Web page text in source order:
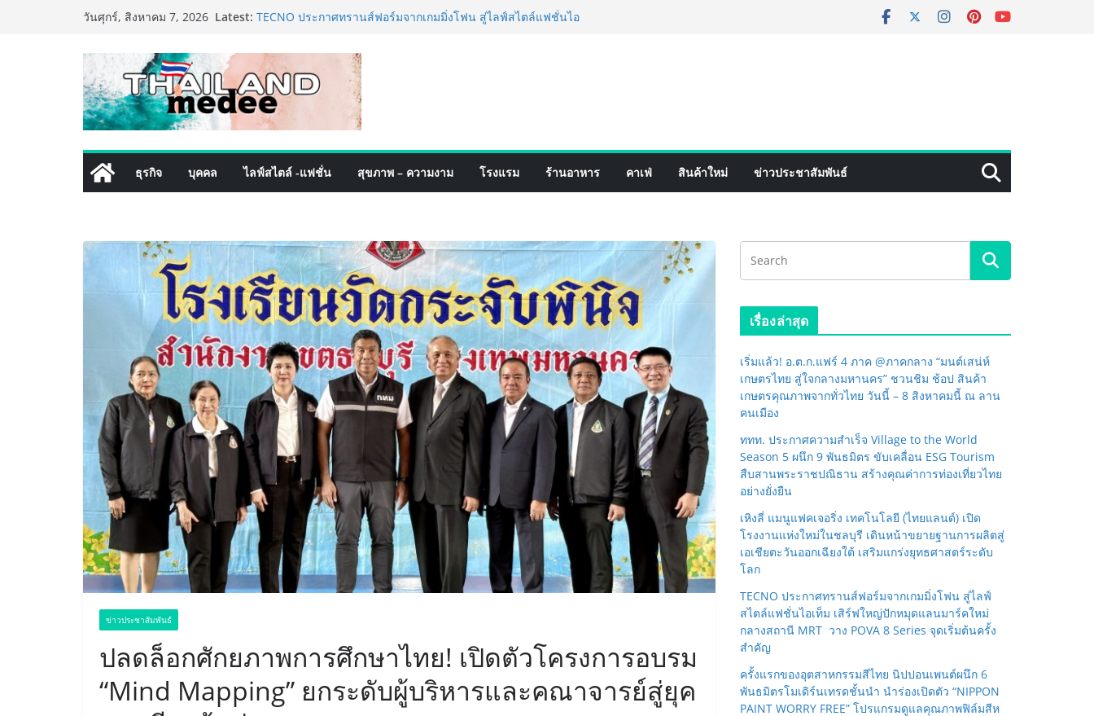
วันศุกร์, สิงหาคม 7, 2026 Latest: เหิงลี่ แมนูแฟคเจอริ่ง เทคโนโลยี (ไทยแลนด์) เปิดโรงงานแห่งใหม่
TECNO ประกาศทรานส์ฟอร์มจากเกมมิ่งโฟน สู่ไลฟ์สไตล์แฟชั่นไอ
เท็ม เสิร์ฟใหญ่ปักหมุดแลนมาร์คใหม่กลางสถานี MRT วาง POVA
8 Series จุดเริ่มต้นครั้งสำคัญ
ครั้งแรกของอุตสาหกรรมสีไทย นิปปอนเพนต์ผนึก 6 พันธมิตรโม
เดิร์นเทรดชั้นนำ นำร่องเปิดตัว “NIPPON PAINT WORRY FREE”
โปรแกรมดูแลคุณภาพฟิล์มสีหลังการขาย ยกระดับความมั่นใจ
ลูกค้าด้วยผลิตภัณฑ์คุณภาพและบริการหลังการขายที่ครบวงจร
เริ่มแล้ว! อ.ต.ก.แฟร์ 4 ภาค @ภาคกลาง “มนต์เสน่ห์เกษตรไทย สู่
ใจกลางมหานคร” ชวนชิม ช้อป สินค้าเกษตรคุณภาพจากทั่ว
พันธมิตร ขับเคลื่อน ESG Tourism สืบสานพระราชปณิธาน สร้าง
คุณค่าการท่องเที่ยวไทยอย่างยั่งยืน
ธุรกิจ บุคคล ไลฟ์สไตล์ -แฟชั่น สุขภาพ – ความงาม โรงแรม ร้านอาหาร คาเฟ่ สินค้าใหม่ ข่าวประชาสัมพันธ์
ข่าวประชาสัมพันธ์
ปลดล็อกศักยภาพการศึกษาไทย! เปิดตัวโครงการอบรม
“Mind Mapping” ยกระดับผู้บริหารและคณาจารย์สู่ยุค
เรื่องล่าสุด
เริ่มแล้ว! อ.ต.ก.แฟร์ 4 ภาค @ภาคกลาง “มนต์เสน่ห์
เกษตรไทย สู่ใจกลางมหานคร” ชวนชิม ช้อป สินค้า
เกษตรคุณภาพจากทั่วไทย วันนี้ – 8 สิงหาคมนี้ ณ ลาน
คนเมือง
ททท. ประกาศความสำเร็จ Village to the World
Season 5 ผนึก 9 พันธมิตร ขับเคลื่อน ESG Tourism
สืบสานพระราชปณิธาน สร้างคุณค่าการท่องเที่ยวไทย
อย่างยั่งยืน
เหิงลี่ แมนูแฟคเจอริ่ง เทคโนโลยี (ไทยแลนด์) เปิด
โรงงานแห่งใหม่ในชลบุรี เดินหน้าขยายฐานการผลิตสู่
เอเชียตะวันออกเฉียงใต้ เสริมแกร่งยุทธศาสตร์ระดับ
โลก
TECNO ประกาศทรานส์ฟอร์มจากเกมมิ่งโฟน สู่ไลฟ์
สไตล์แฟชั่นไอเท็ม เสิร์ฟใหญ่ปักหมุดแลนมาร์คใหม่
กลางสถานี MRT วาง POVA 8 Series จุดเริ่มต้นครั้ง
สำคัญ
ครั้งแรกของอุตสาหกรรมสีไทย นิปปอนเพนต์ผนึก 6
พันธมิตรโมเดิร์นเทรดชั้นนำ นำร่องเปิดตัว “NIPPON
PAINT WORRY FREE” โปรแกรมดูแลคุณภาพฟิล์มสีห